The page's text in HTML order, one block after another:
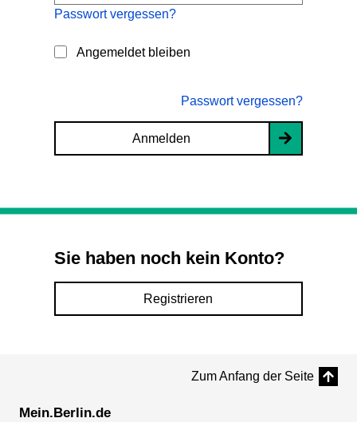
Passwort vergessen?
Angemeldet bleiben
Passwort vergessen?
Anmelden
Sie haben noch kein Konto?
Registrieren
Zum Anfang der Seite
Mein.Berlin.de